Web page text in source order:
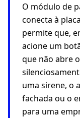
O módulo de
conecta à
permite que,
acione um
que não abre
uma sirene, o
fachada ou o
para uma